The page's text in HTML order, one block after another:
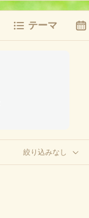
テーマ
絞り込みなし